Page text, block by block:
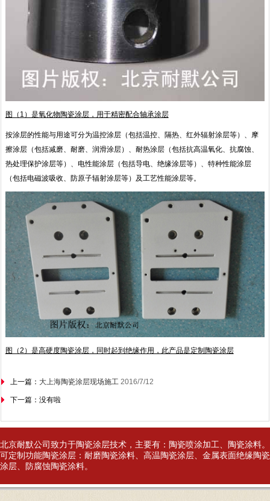
图（1）是氧化物陶瓷涂层，用于精密配合轴承涂层
按涂层的性能与用途可分为温控涂层（包括温控、隔热、红外辐射涂层等）、摩
擦涂层（包括减磨、耐磨、润滑涂层）、耐热涂层（包括抗高温氧化、抗腐蚀、
热处理保护涂层等）、电性能涂层（包括导电、绝缘涂层等）、特种性能涂层
（包括电磁波吸收、防原子辐射涂层等）及工艺性能涂层等。
图（2）是高硬度陶瓷涂层，同时起到绝缘作用，此产品是定制陶瓷涂层
上一篇： 大上海陶瓷涂层现场施工 2016/7/12
下一篇：没有啦
北京耐默公司致力于陶瓷涂层技术，主要有： 陶瓷喷涂加工、 陶瓷涂料。
可定制功能陶瓷涂层：耐磨陶瓷涂料、高温陶瓷涂层、金属表面绝缘陶瓷
涂层、防腐蚀陶瓷涂料。